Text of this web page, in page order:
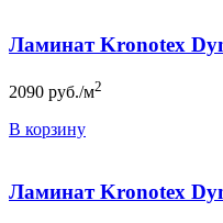
Ламинат Kronotex
2090 руб./м2
В корзину
Ламинат Kronotex